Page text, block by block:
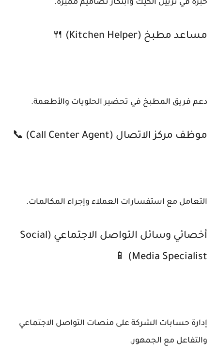
خبرة في تزيين الكيك وابتكار تصاميم مميزة.
مساعد مطبخ (Kitchen Helper) 🍴
دعم فريق المطبخ في تحضير الحلويات والأطعمة.
موظف مركز الاتصال (Call Center Agent) 📞
التعامل مع استفسارات العملاء وإجراء المكالمات.
أخصائي وسائل التواصل الاجتماعي (Social
Media Specialist) 📱
إدارة حسابات الشركة على منصات التواصل الاجتماعي
والتفاعل مع الجمهور.